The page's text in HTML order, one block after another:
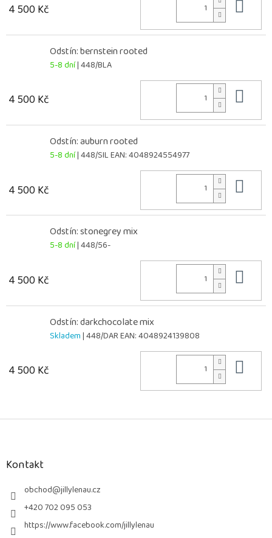
4 500 Kč
Odstín: bernstein rooted
5-8 dní| 448/BLA
4 500 Kč
Odstín: auburn rooted
5-8 dní| 448/SILEAN:4048924554977
4 500 Kč
Odstín: stonegrey mix
5-8 dní| 448/56-
4 500 Kč
Odstín: darkchocolate mix
Skladem| 448/DAREAN:4048924139808
4 500 Kč
Z
Kontakt
obchod@jillylenau.cz
+420 702 095 053
https://www.facebook.com/jillylenau